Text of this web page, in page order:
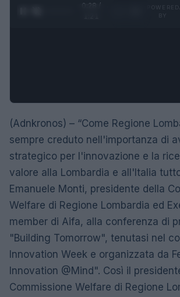
0:28 /
(Adnkronos) – “Come Regione
sempre creduto nell'importanza di
strategico per l'innovazione e la
valore alla Lombardia e all'Italia
Emanuele Monti, presidente della
Welfare di Regione Lombardia ed
member di Aifa, alla conferenza di
"Building Tomorrow", tenutasi nel
Innovation Week e organizzata da
Innovation @Mind". Così il
Commissione Welfare di Regione